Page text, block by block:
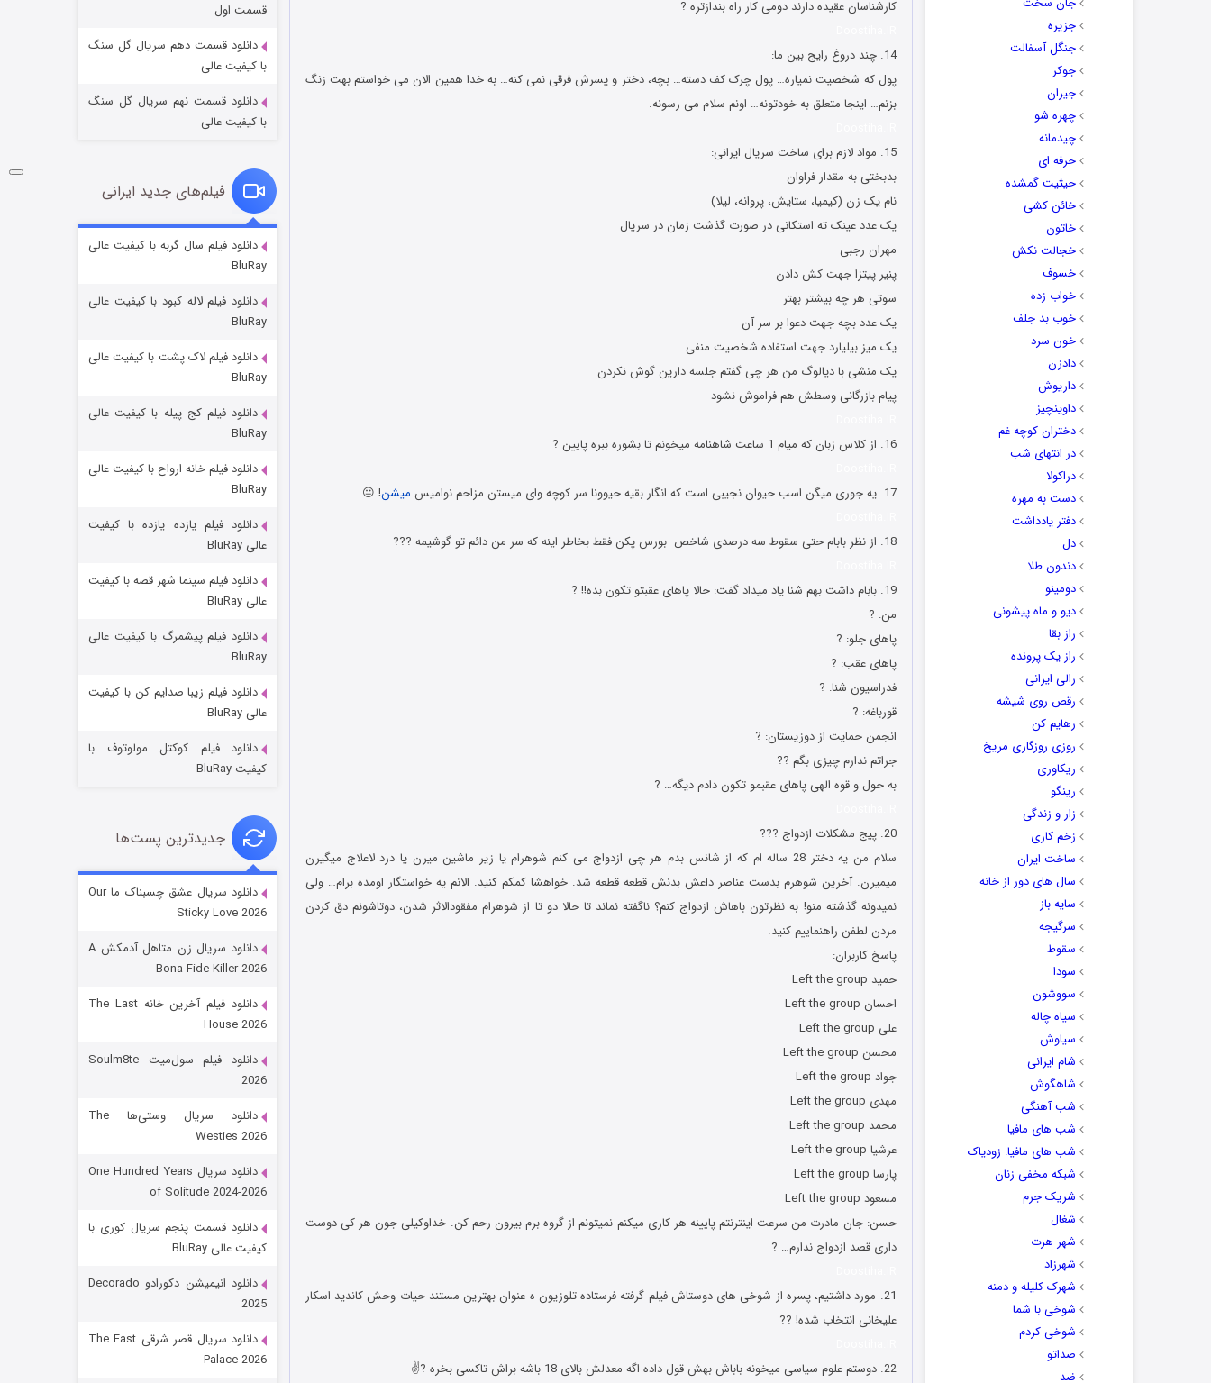
جزیره
جنگل آسفالت
جوکر
جیران
چهره شو
چیدمانه
حرفه ای
حیثیت گمشده
خائن کشی
خاتون
خجالت نکش
خسوف
خواب زده
خوب بد جلف
خون سرد
دادزن
داریوش
داوینچیز
دختران کوچه غم
در انتهای شب
دراکولا
دست به مهره
دفتر یادداشت
دل
دندون طلا
دومینو
دیو و ماه پیشونی
راز بقا
راز یک پرونده
رالی ایرانی
رقص روی شیشه
رهایم کن
روزی روزگاری مریخ
ریکاوری
رینگو
زار و زندگی
زخم کاری
ساخت ایران
سال های دور از خانه
سایه باز
سرگیجه
سقوط
سودا
سووشون
سیاه چاله
سیاوش
شام ایرانی
شاهگوش
شب آهنگی
شب های مافیا
شب های مافیا: زودیاک
شبکه مخفی زنان
شریک جرم
شغال
شهر هرت
شهرزاد
شهرک کلیله و دمنه
شوخی با شما
شوخی کردم
صداتو
ضد
کارشناسان عقیده دارند دومی کار راه بندازتره ?
14. چند دروغ رایج بین ما:
پول که شخصیت نمیاره… پول چرک کف دسته… بچه، دختر و پسرش فرقی نمی کنه… به خدا همین الان می خواستم بهت زنگ
بزنم… اینجا متعلق به خودتونه… اونم سلام می رسونه.
15. مواد لازم برای ساخت سریال ایرانی:
بدبختی به مقدار فراوان
نام یک زن (کیمیا، ستایش، پروانه، لیلا)
یک عدد عینک ته استکانی در صورت گذشت زمان در سریال
مهران رجبی
پنیر پیتزا جهت کش دادن
سوتی هر چه بیشتر بهتر
یک عدد بچه جهت دعوا بر سر آن
یک میز بیلیارد جهت استفاده شخصیت منفی
یک منشی با دیالوگ من هر چی گفتم جلسه دارین گوش نکردن
پیام بازرگانی وسطش هم فراموش نشود
16. از کلاس زبان که میام 1 ساعت شاهنامه میخونم تا بشوره ببره پایین ?
17. یه جوری میگن اسب حیوان نجیبی است که انگار بقیه حیوونا سر کوچه وای میستن مزاحم نوامیس
میشن! 😐
18. از نظر بابام حتی سقوط سه درصدی شاخص بورس پکن فقط بخاطر اینه که سر من دائم تو گوشیمه ???
19. ﺑﺎﺑﺎﻡ ﺩﺍﺷﺖ ﺑﻬﻢ ﺷﻨﺎ ﯾﺎﺩ ﻣﯿﺪﺍﺩ ﮔﻔﺖ: ﺣﺎﻻ ﭘﺎﻫﺎﯼ ﻋﻘﺒﺘﻮ ﺗﮑﻮﻥ ﺑﺪﻩ!! ?
ﻣﻦ: ?
ﭘﺎﻫﺎﯼ ﺟﻠﻮ: ?
ﭘﺎﻫﺎﯼ ﻋﻘﺐ: ?
ﻓﺪﺭﺍﺳﯿﻮﻥ ﺷﻨﺎ: ?
قوﺭﺑﺎﻏﻪ: ?
ﺍﻧﺠﻤﻦ ﺣﻤﺎیت ﺍﺯ ﺩﻭﺯﯾﺴﺘﺎﻥ: ?
جراتم ندارم چیزی بگم ??
به حول و قوه الهی پاهای عقبمو تکون دادم دیگه… ?
20. پیج مشکلات ازدواج ???
سلام من یه دختر 28 ساله ام که از شانس بدم هر چی ازدواج می کنم شوهرام یا زیر ماشین میرن یا درد لاعلاج میگیرن
میمیرن. آخرین شوهرم بدست عناصر داعش بدنش قطعه قطعه شد. خواهشا کمکم کنید. الانم یه خواستگار اومده برام… ولی
نمیدونه گذشته منو! به نظرتون باهاش ازدواج کنم؟ ناگفته نماند تا حالا دو تا از شوهرام مفقودالاثر شدن، دوتاشونم دق کردن
مردن لطفن راهنماییم کنید.
پاسخ کاربران:
حمید Left the group
احسان Left the group
علی Left the group
محسن Left the group
جواد Left the group
مهدی Left the group
محمد Left the group
عرشیا Left the group
پارسا Left the group
مسعود Left the group
حسن: جان مادرت من سرعت اینترنتم پایینه هر کاری میکنم نمیتونم از گروه برم بیرون رحم کن. خداوکیلی جون هر کی دوست
داری قصد ازدواج ندارم… ?
21. مورد داشتیم، پسره از شوخی های دوستاش فیلم گرفته فرستاده تلوزیون ه عنوان بهترین مستند حیات وحش کاندید اسکار
علیخانی انتخاب شده! ??
22. دوستم علوم سیاسی میخونه باباش بهش قول داده اگه معدلش بالای 18 باشه براش تاکسی بخره ?✌
قسمت ۶ (زیرنویس) منتشر شد
فروشگاهی برای قاتلان فصل ۲
قسمت
شوهر
عملیات آپارتمان
قسمت۲ (زیرنویس)
شکست استوارت در نجات جهان
قسمت۷ (زیرنویس)
قسمت اول
دانلود قسمت دهم سریال گل سنگ
با کیفیت عالی
دانلود قسمت نهم سریال گل سنگ
با کیفیت عالی
فیلم‌های جدید ایرانی
دانلود فیلم سال گربه با کیفیت عالی
BluRay
دانلود فیلم لاله کبود با کیفیت عالی
BluRay
دانلود فیلم لاک پشت با کیفیت عالی
BluRay
دانلود فیلم کج‌ پیله با کیفیت عالی
BluRay
دانلود فیلم خانه ارواح با کیفیت عالی
BluRay
دانلود فیلم یازده یازده با کیفیت
عالی BluRay
دانلود فیلم سینما شهر قصه با کیفیت
عالی BluRay
دانلود فیلم پیشمرگ با کیفیت عالی
BluRay
دانلود فیلم زیبا صدایم کن با کیفیت
عالی BluRay
دانلود فیلم کوکتل مولوتوف با
کیفیت BluRay
جدیدترین پست‌ها
دانلود سریال عشق چسبناک ما Our
Sticky Love 2026
دانلود سریال زن متاهل آدمکش A
Bona Fide Killer 2026
دانلود فیلم آخرین خانه The Last
House 2026
دانلود فیلم سول‌میت Soulm8te
2026
دانلود سریال وستی‌ها The
Westies 2026
دانلود سریال One Hundred Years
of Solitude 2024-2026
دانلود قسمت پنجم سریال کوری با
کیفیت عالی BluRay
دانلود انیمیشن دکورادو Decorado
2025
دانلود سریال قصر شرقی The East
Palace 2026